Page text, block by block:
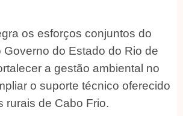
os esforços conjuntos do
Governo do Estado do Rio de
a gestão ambiental no
o suporte técnico oferecido
rurais de Cabo Frio.